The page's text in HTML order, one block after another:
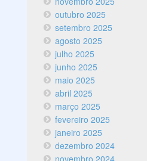
outubro 2025
setembro 2025
agosto 2025
julho 2025
junho 2025
maio 2025
abril 2025
março 2025
fevereiro 2025
janeiro 2025
dezembro 2024